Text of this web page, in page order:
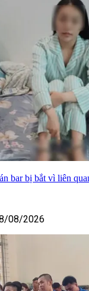
bar bị bắt vì liên
08/2026